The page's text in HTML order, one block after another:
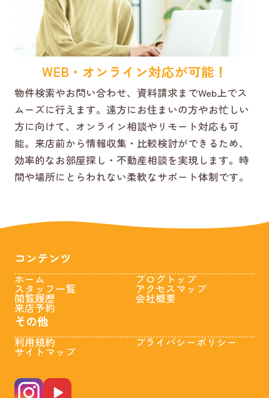
WEB・オンライン対応が可能！
物件検索やお問い合わせ、資料請求までWeb上でス
ムーズに行えます。遠方にお住まいの方やお忙しい
方に向けて、オンライン相談やリモート対応も可
能。来店前から情報収集・比較検討ができるため、
効率的なお部屋探し・不動産相談を実現します。時
間や場所にとらわれない柔軟なサポート体制です。
コンテンツ
ホーム
スタッフ一覧
閲覧履歴
来店予約
ブログトップ
アクセスマップ
会社概要
その他
利用規約
サイトマップ
プライバシーポリシー